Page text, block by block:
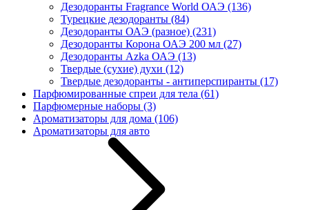
Дезодоранты Fragrance World ОАЭ (136)
Турецкие дезодоранты (84)
Дезодоранты ОАЭ (разное) (231)
Дезодоранты Корона ОАЭ 200 мл (27)
Дезодоранты Azka ОАЭ (13)
Твердые (сухие) духи (12)
Твердые дезодоранты - антиперспиранты (17)
Парфюмированные спреи для тела (61)
Парфюмерные наборы (3)
Ароматизаторы для дома (106)
Ароматизаторы для авто